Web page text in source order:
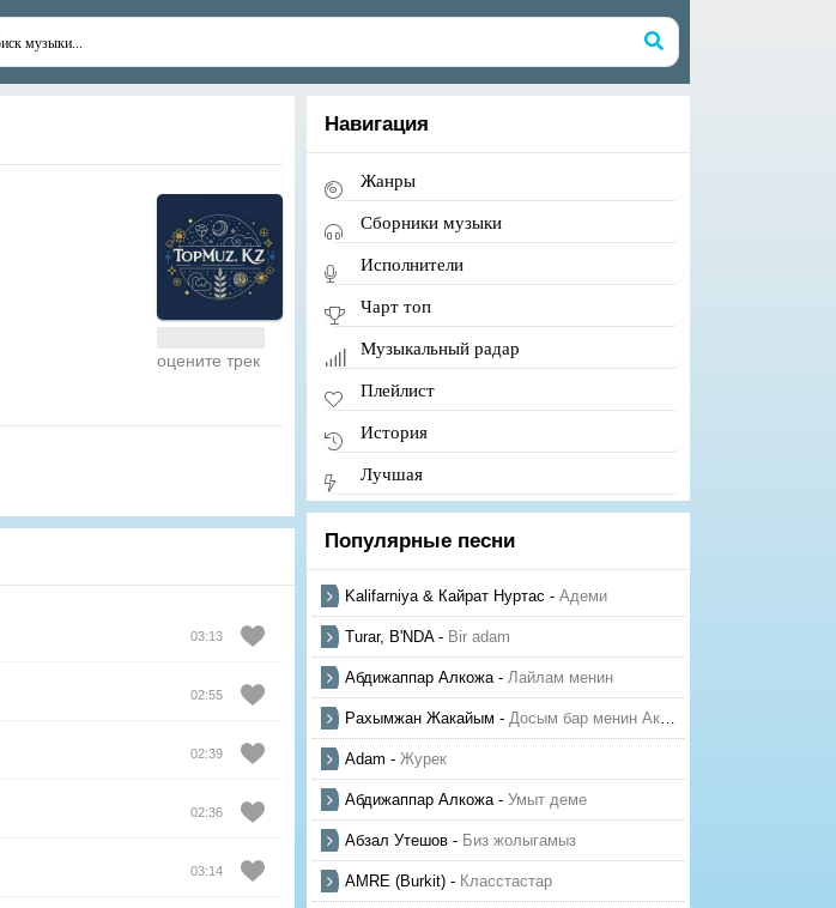
оцените трек
03:13
02:55
02:39
02:36
03:14
Навигация
Жанры
Сборники музыки
Исполнители
Чарт топ
Музыкальный радар
Плейлист
История
Лучшая
Популярные песни
Kalifarniya & Кайрат Нуртас - Адеми
Turar, B'NDA- Bir adam
Абдижаппар Алкожа- Лайлам менин
Рахымжан Жакайым - Досым бар менин Актауда
Adam - Журек
Абдижаппар Алкожа- Умыт деме
Абзал Утешов - Биз жолыгамыз
AMRE (Burkit) - Класстастар